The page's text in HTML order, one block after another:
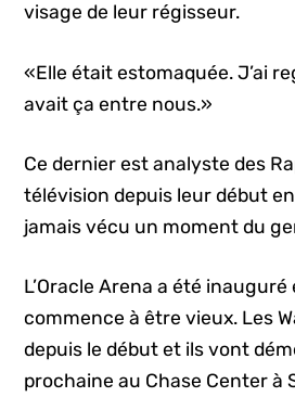
visage de leur régisseur.
«Elle était estomaquée. J’ai
avait ça entre nous.»
Ce dernier est analyste des
télévision depuis leur début en
jamais vécu un moment du
L’Oracle Arena a été inauguré
commence à être vieux. Les
depuis le début et ils vont
prochaine au Chase Center à